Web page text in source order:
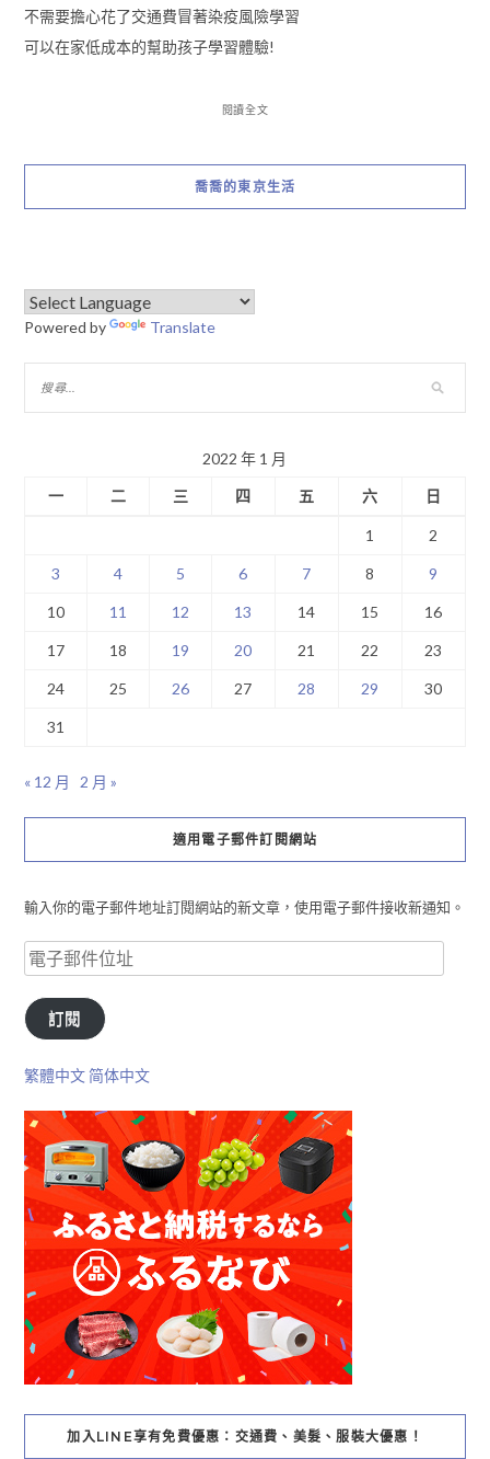
不需要擔心花了交通費冒著染疫風險學習
可以在家低成本的幫助孩子學習體驗!
閱讀全文
喬喬的東京生活
Powered by Translate
2022 年 1 月
一
二 三 四 五 六 日
1 2
3 4 5 6 7 8 9
10 11 12 13 14 15 16
17 18 19 20 21 22 23
24 25 26 27 28 29 30
31
« 12 月 2 月 »
適用電子郵件訂閱網站
輸入你的電子郵件地址訂閱網站的新文章，使用電子郵件接收新通知。
訂閱
繁體中文 简体中文
加入LINE享有免費優惠：交通費、美髮、服裝大優惠！